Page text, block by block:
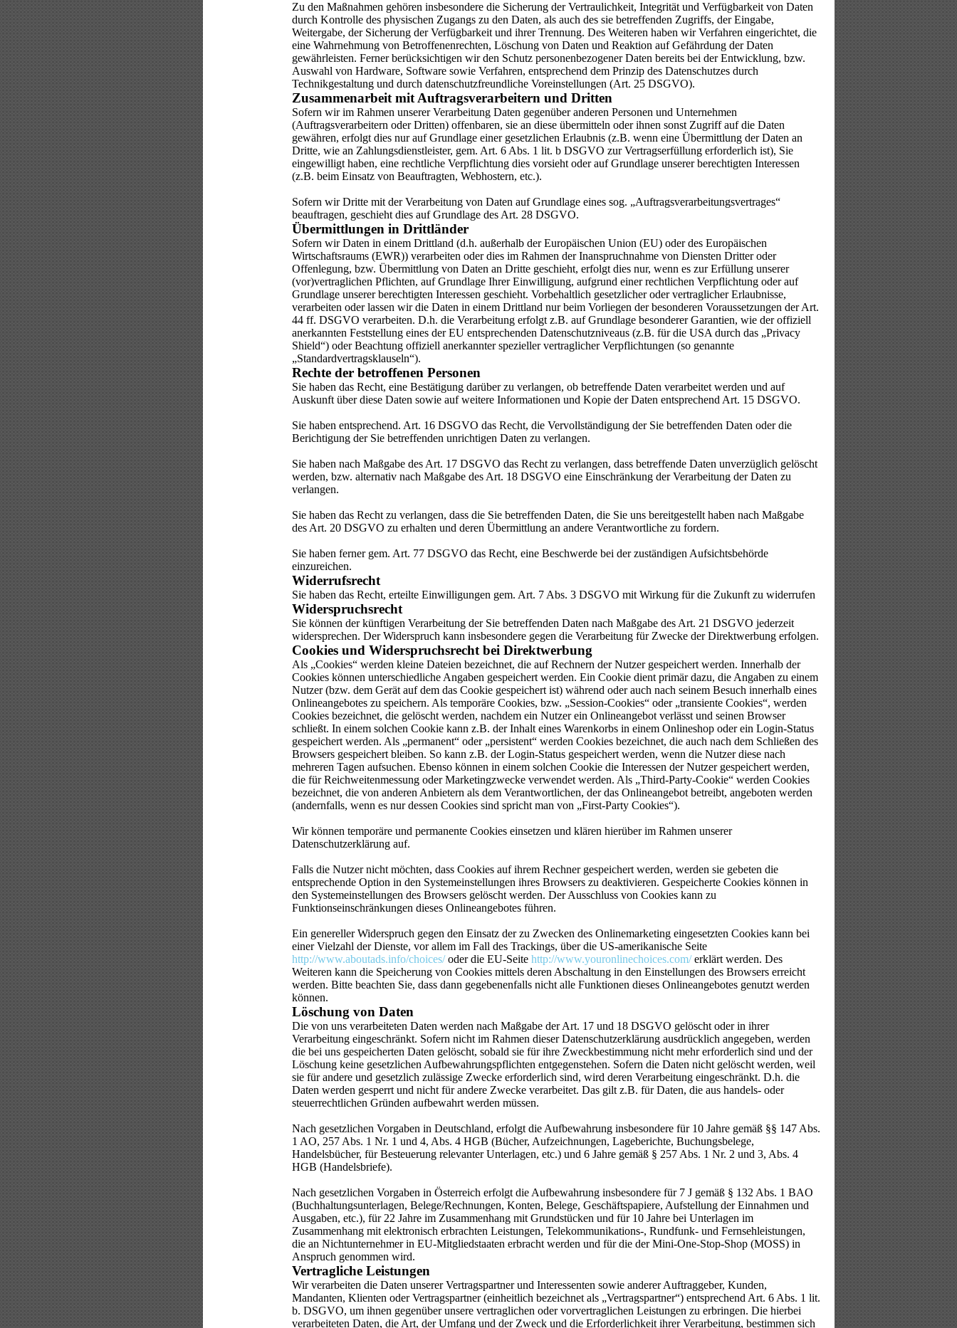
Zu den Maßnahmen gehören insbesondere die Sicherung der Vertraulichkeit, Integrität und Verfügbarkeit von Daten
durch Kontrolle des physischen Zugangs zu den Daten, als auch des sie betreffenden Zugriffs, der Eingabe,
Weitergabe, der Sicherung der Verfügbarkeit und ihrer Trennung. Des Weiteren haben wir Verfahren eingerichtet, die
eine Wahrnehmung von Betroffenenrechten, Löschung von Daten und Reaktion auf Gefährdung der Daten
gewährleisten. Ferner berücksichtigen wir den Schutz personenbezogener Daten bereits bei der Entwicklung, bzw.
Auswahl von Hardware, Software sowie Verfahren, entsprechend dem Prinzip des Datenschutzes durch
Technikgestaltung und durch datenschutzfreundliche Voreinstellungen (Art. 25 DSGVO).
Zusammenarbeit mit Auftragsverarbeitern und Dritten
Sofern wir im Rahmen unserer Verarbeitung Daten gegenüber anderen Personen und Unternehmen
(Auftragsverarbeitern oder Dritten) offenbaren, sie an diese übermitteln oder ihnen sonst Zugriff auf die Daten
gewähren, erfolgt dies nur auf Grundlage einer gesetzlichen Erlaubnis (z.B. wenn eine Übermittlung der Daten an
Dritte, wie an Zahlungsdienstleister, gem. Art. 6 Abs. 1 lit. b DSGVO zur Vertragserfüllung erforderlich ist), Sie
eingewilligt haben, eine rechtliche Verpflichtung dies vorsieht oder auf Grundlage unserer berechtigten Interessen
(z.B. beim Einsatz von Beauftragten, Webhostern, etc.).
Sofern wir Dritte mit der Verarbeitung von Daten auf Grundlage eines sog. „Auftragsverarbeitungsvertrages“
beauftragen, geschieht dies auf Grundlage des Art. 28 DSGVO.
Übermittlungen in Drittländer
Sofern wir Daten in einem Drittland (d.h. außerhalb der Europäischen Union (EU) oder des Europäischen
Wirtschaftsraums (EWR)) verarbeiten oder dies im Rahmen der Inanspruchnahme von Diensten Dritter oder
Offenlegung, bzw. Übermittlung von Daten an Dritte geschieht, erfolgt dies nur, wenn es zur Erfüllung unserer
(vor)vertraglichen Pflichten, auf Grundlage Ihrer Einwilligung, aufgrund einer rechtlichen Verpflichtung oder auf
Grundlage unserer berechtigten Interessen geschieht. Vorbehaltlich gesetzlicher oder vertraglicher Erlaubnisse,
verarbeiten oder lassen wir die Daten in einem Drittland nur beim Vorliegen der besonderen Voraussetzungen der Art.
44 ff. DSGVO verarbeiten. D.h. die Verarbeitung erfolgt z.B. auf Grundlage besonderer Garantien, wie der offiziell
anerkannten Feststellung eines der EU entsprechenden Datenschutzniveaus (z.B. für die USA durch das „Privacy
Shield“) oder Beachtung offiziell anerkannter spezieller vertraglicher Verpflichtungen (so genannte
„Standardvertragsklauseln“).
Rechte der betroffenen Personen
Sie haben das Recht, eine Bestätigung darüber zu verlangen, ob betreffende Daten verarbeitet werden und auf
Auskunft über diese Daten sowie auf weitere Informationen und Kopie der Daten entsprechend Art. 15 DSGVO.
Sie haben entsprechend. Art. 16 DSGVO das Recht, die Vervollständigung der Sie betreffenden Daten oder die
Berichtigung der Sie betreffenden unrichtigen Daten zu verlangen.
Sie haben nach Maßgabe des Art. 17 DSGVO das Recht zu verlangen, dass betreffende Daten unverzüglich gelöscht
werden, bzw. alternativ nach Maßgabe des Art. 18 DSGVO eine Einschränkung der Verarbeitung der Daten zu
verlangen.
Sie haben das Recht zu verlangen, dass die Sie betreffenden Daten, die Sie uns bereitgestellt haben nach Maßgabe
des Art. 20 DSGVO zu erhalten und deren Übermittlung an andere Verantwortliche zu fordern.
Sie haben ferner gem. Art. 77 DSGVO das Recht, eine Beschwerde bei der zuständigen Aufsichtsbehörde
einzureichen.
Widerrufsrecht
Sie haben das Recht, erteilte Einwilligungen gem. Art. 7 Abs. 3 DSGVO mit Wirkung für die Zukunft zu widerrufen
Widerspruchsrecht
Sie können der künftigen Verarbeitung der Sie betreffenden Daten nach Maßgabe des Art. 21 DSGVO jederzeit
widersprechen. Der Widerspruch kann insbesondere gegen die Verarbeitung für Zwecke der Direktwerbung erfolgen.
Cookies und Widerspruchsrecht bei Direktwerbung
Als „Cookies“ werden kleine Dateien bezeichnet, die auf Rechnern der Nutzer gespeichert werden. Innerhalb der
Cookies können unterschiedliche Angaben gespeichert werden. Ein Cookie dient primär dazu, die Angaben zu einem
Nutzer (bzw. dem Gerät auf dem das Cookie gespeichert ist) während oder auch nach seinem Besuch innerhalb eines
Onlineangebotes zu speichern. Als temporäre Cookies, bzw. „Session-Cookies“ oder „transiente Cookies“, werden
Cookies bezeichnet, die gelöscht werden, nachdem ein Nutzer ein Onlineangebot verlässt und seinen Browser
schließt. In einem solchen Cookie kann z.B. der Inhalt eines Warenkorbs in einem Onlineshop oder ein Login-Status
gespeichert werden. Als „permanent“ oder „persistent“ werden Cookies bezeichnet, die auch nach dem Schließen des
Browsers gespeichert bleiben. So kann z.B. der Login-Status gespeichert werden, wenn die Nutzer diese nach
mehreren Tagen aufsuchen. Ebenso können in einem solchen Cookie die Interessen der Nutzer gespeichert werden,
die für Reichweitenmessung oder Marketingzwecke verwendet werden. Als „Third-Party-Cookie“ werden Cookies
bezeichnet, die von anderen Anbietern als dem Verantwortlichen, der das Onlineangebot betreibt, angeboten werden
(andernfalls, wenn es nur dessen Cookies sind spricht man von „First-Party Cookies“).
Wir können temporäre und permanente Cookies einsetzen und klären hierüber im Rahmen unserer
Datenschutzerklärung auf.
Falls die Nutzer nicht möchten, dass Cookies auf ihrem Rechner gespeichert werden, werden sie gebeten die
entsprechende Option in den Systemeinstellungen ihres Browsers zu deaktivieren. Gespeicherte Cookies können in
den Systemeinstellungen des Browsers gelöscht werden. Der Ausschluss von Cookies kann zu
Funktionseinschränkungen dieses Onlineangebotes führen.
Ein genereller Widerspruch gegen den Einsatz der zu Zwecken des Onlinemarketing eingesetzten Cookies kann bei
einer Vielzahl der Dienste, vor allem im Fall des Trackings, über die US-amerikanische Seite
http://www.aboutads.info/choices/oder die EU-Seite http://www.youronlinechoices.com/erklärt werden. Des
Weiteren kann die Speicherung von Cookies mittels deren Abschaltung in den Einstellungen des Browsers erreicht
werden. Bitte beachten Sie, dass dann gegebenenfalls nicht alle Funktionen dieses Onlineangebotes genutzt werden
können.
Löschung von Daten
Die von uns verarbeiteten Daten werden nach Maßgabe der Art. 17 und 18 DSGVO gelöscht oder in ihrer
Verarbeitung eingeschränkt. Sofern nicht im Rahmen dieser Datenschutzerklärung ausdrücklich angegeben, werden
die bei uns gespeicherten Daten gelöscht, sobald sie für ihre Zweckbestimmung nicht mehr erforderlich sind und der
Löschung keine gesetzlichen Aufbewahrungspflichten entgegenstehen. Sofern die Daten nicht gelöscht werden, weil
sie für andere und gesetzlich zulässige Zwecke erforderlich sind, wird deren Verarbeitung eingeschränkt. D.h. die
Daten werden gesperrt und nicht für andere Zwecke verarbeitet. Das gilt z.B. für Daten, die aus handels- oder
steuerrechtlichen Gründen aufbewahrt werden müssen.
Nach gesetzlichen Vorgaben in Deutschland, erfolgt die Aufbewahrung insbesondere für 10 Jahre gemäß §§ 147 Abs.
1 AO, 257 Abs. 1 Nr. 1 und 4, Abs. 4 HGB (Bücher, Aufzeichnungen, Lageberichte, Buchungsbelege,
Handelsbücher, für Besteuerung relevanter Unterlagen, etc.) und 6 Jahre gemäß § 257 Abs. 1 Nr. 2 und 3, Abs. 4
HGB (Handelsbriefe).
Nach gesetzlichen Vorgaben in Österreich erfolgt die Aufbewahrung insbesondere für 7 J gemäß § 132 Abs. 1 BAO
(Buchhaltungsunterlagen, Belege/Rechnungen, Konten, Belege, Geschäftspapiere, Aufstellung der Einnahmen und
Ausgaben, etc.), für 22 Jahre im Zusammenhang mit Grundstücken und für 10 Jahre bei Unterlagen im
Zusammenhang mit elektronisch erbrachten Leistungen, Telekommunikations-, Rundfunk- und Fernsehleistungen,
die an Nichtunternehmer in EU-Mitgliedstaaten erbracht werden und für die der Mini-One-Stop-Shop (MOSS) in
Anspruch genommen wird.
Vertragliche Leistungen
Wir verarbeiten die Daten unserer Vertragspartner und Interessenten sowie anderer Auftraggeber, Kunden,
Mandanten, Klienten oder Vertragspartner (einheitlich bezeichnet als „Vertragspartner“) entsprechend Art. 6 Abs. 1 lit.
b. DSGVO, um ihnen gegenüber unsere vertraglichen oder vorvertraglichen Leistungen zu erbringen. Die hierbei
verarbeiteten Daten, die Art, der Umfang und der Zweck und die Erforderlichkeit ihrer Verarbeitung, bestimmen sich